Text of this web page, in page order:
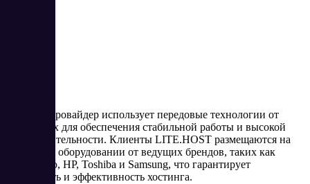
Хостинг-провайдер использует передовые технологии от
CloudLinux для обеспечения стабильной работы и высокой
производительности. Клиенты LITE.HOST размещаются на
серверном оборудовании от ведущих брендов, таких как
SuperMicro, HP, Toshiba и Samsung, что гарантирует
надежность и эффективность хостинга.